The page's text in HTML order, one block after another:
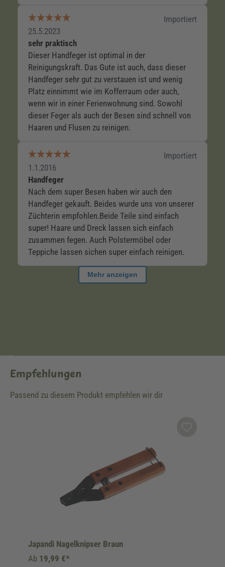
Empfehlungen
Passend zu diesem Produkt empfehlen wir dir
Japandi Nagelknipser Braun
Ab 19,99 €*